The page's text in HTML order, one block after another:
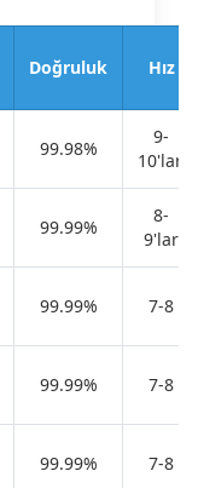
Doğruluk Hız
99.98%
9-
10'lar.
99.99%
8-
9'lar
99.99% 7-8
99.99% 7-8
99.99% 7-8